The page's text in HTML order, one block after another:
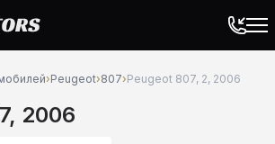
›Peugeot›807›Peugeot 807, 2, 2006
2006